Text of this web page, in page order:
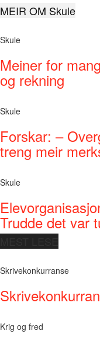
MEIR OM Skule
Skule
Meiner for
og rekning
Skule
Forskar: –
treng meir
Skule
Trudde det var
Skrivekonkurranse
Krig og fred